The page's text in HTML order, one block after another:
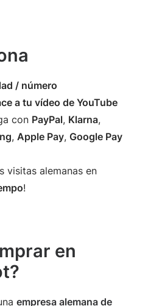
/ número
a tu vídeo de YouTube
con PayPal, Klarna,
, Apple Pay, Google Pay
visitas alemanas en
!
en
empresa alemana de